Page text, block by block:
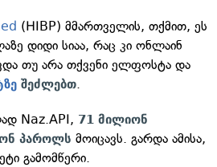
(HIBP) მმართველის, თქმით, ეს
დიდი სიაა, რაც კი ონლაინ
თუ არა თქვენი ელფოსტა და
შეძლებთ.
Naz.API, 71 მილიონ
პაროლს მოიცავს. გარდა ამისა,
გამომწერი.